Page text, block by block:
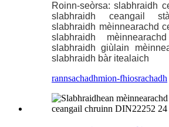
Roinn-seòrsa: slabhraidh
slabhraidh ceangail
slabhraidh mèinnearachd
slabhraidh
slabhraidh giùlain
slabhraidh bàr itealaich
rannsachadhmion-fhiosrachadh